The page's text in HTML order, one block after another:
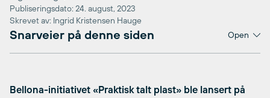
Publiseringsdato: 24. august, 2023
Skrevet av: Ingrid Kristensen Hauge
Snarveier på denne siden Open
Bellona-initiativet «Praktisk talt plast» ble lansert på